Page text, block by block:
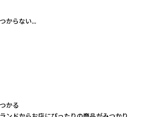
からない...
かる